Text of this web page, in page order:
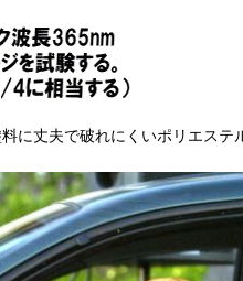
丈夫で破れにくいポリエス